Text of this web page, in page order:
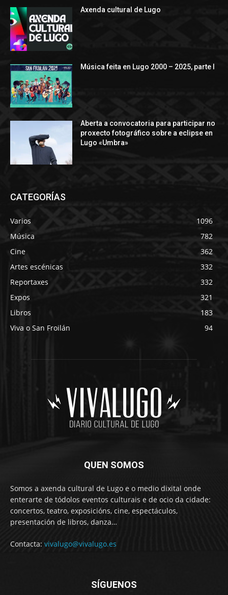
Axenda cultural de Lugo
Música feita en Lugo 2000 – 2025, parte I
Aberta a convocatoria para participar no
proxecto fotográfico sobre a eclipse en
Lugo «Umbra»
CATEGORÍAS
Varios
1096
Música
782
Cine
362
Artes escénicas
332
Reportaxes
332
Expos
321
Libros
183
Viva o San Froilán
94
QUEN SOMOS
Somos a axenda cultural de Lugo e o medio dixital onde
enterarte de tódolos eventos culturais e de ocio da cidade:
concertos, teatro, exposicións, cine, espectáculos,
presentación de libros, danza…
Contacta: vivalugo@vivalugo.es
SÍGUENOS